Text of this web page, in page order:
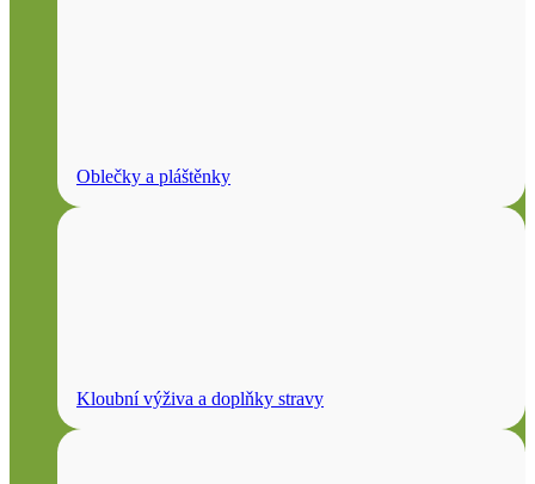
Oblečky a pláštěnky
Kloubní výživa a doplňky stravy